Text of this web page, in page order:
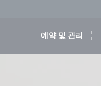
예약 및 관리